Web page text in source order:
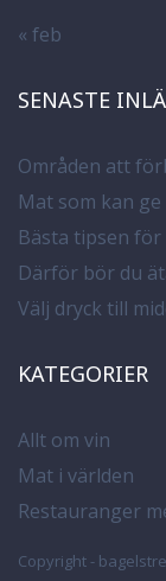
« feb
SENASTE
Områden att
Mat som kan
Bästa tipsen
Därför bör du
Välj dryck till
KATEGORIER
Allt om vin
Mat i världen
Restauranger